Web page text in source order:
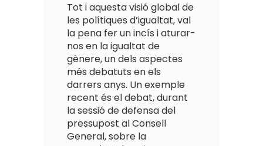
Tot i aquesta visió global de
les polítiques d’igualtat, val
la pena fer un incís i aturar-
nos en la igualtat de
gènere, un dels aspectes
més debatuts en els
darrers anys. Un exemple
recent és el debat, durant
la sessió de defensa del
pressupost al Consell
General, sobre la